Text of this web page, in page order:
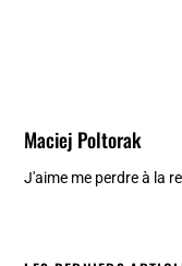
Maciej Poltorak
J'aime me perdre à la